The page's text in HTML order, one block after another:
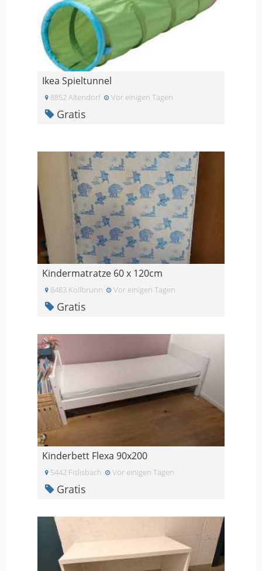
Ikea Spieltunnel
8852 Altendorf Vor einigen Tagen
Gratis
Kindermatratze 60 x 120cm
8483 Kollbrunn Vor einigen Tagen
Gratis
Kinderbett Flexa 90x200
5442 Fislisbach Vor einigen Tagen
Gratis